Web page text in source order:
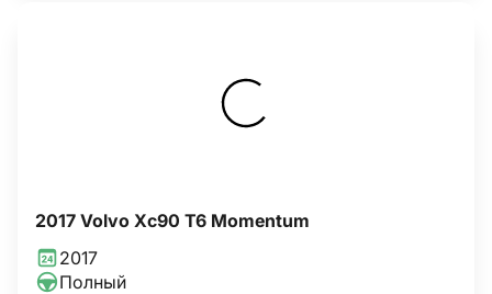
2017 Volvo Xc90 T6 Momentum
2017
Полный